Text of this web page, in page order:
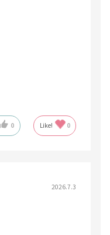
0 Like! 0
2026.7.3